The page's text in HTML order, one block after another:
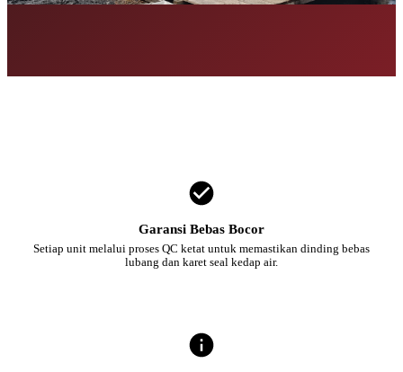
Garansi Bebas Bocor
Setiap unit melalui proses QC ketat untuk memastikan dinding bebas
lubang dan karet seal kedap air.